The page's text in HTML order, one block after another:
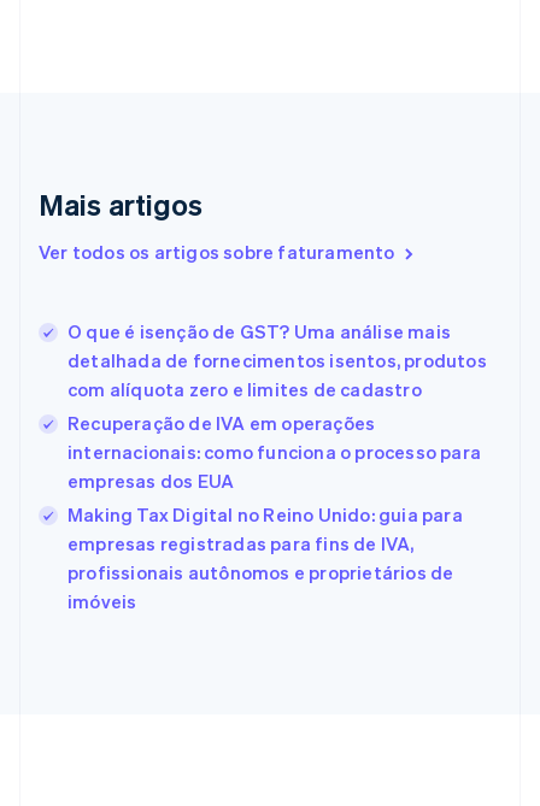
Mais artigos
Ver todos os artigos sobre faturamento
O que é isenção de GST? Uma análise mais
detalhada de fornecimentos isentos, produtos
com alíquota zero e limites de cadastro
Recuperação de IVA em operações
internacionais: como funciona o processo para
empresas dos EUA
Making Tax Digital no Reino Unido: guia para
empresas registradas para fins de IVA,
profissionais autônomos e proprietários de
imóveis
Dinamarca
Emirados Árabes Unidos
English
Eslovênia
Espanha
EspañolEnglish
Estados Unidos
Español 简体中文
Estônia
English
Finlândia
EnglishSvenska
França